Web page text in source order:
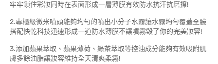
牢牢鎖住彩妝同時在表面形成一層薄膜有效防水抗汗抗磨擦!
2.專櫃級微米噴頭能夠均勻的噴出小分子水霧讓水霧均勻覆蓋全臉
搭配快乾科技迅速形成一道防水薄膜不讓噴霧毀了你的完美妝容!
3.添加蘋果萃取、蘋果薄荷、綠茶萃取等控油成分能夠有效吸附肌
膚多餘油脂讓妝容維持全天清爽柔霧!